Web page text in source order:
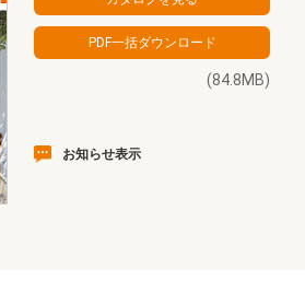
(84.8MB)
お知らせ表示